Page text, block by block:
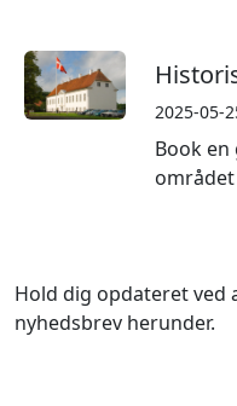
2025-05-
Book
Hold dig opdateret ved
nyhedsbrev herunder.